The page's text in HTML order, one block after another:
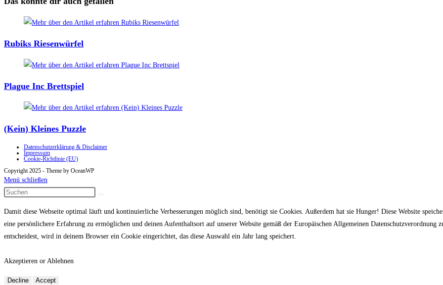
Rubiks Riesenwürfel
Plague Inc Brettspiel
(Kein) Kleines Puzzle
Datenschutzerklärung & Disclaimer
Impressum
Cookie-Richtlinie (EU)
Copyright 2025 - Theme by OceanWP
Menü schließen
Damit diese Webseite optimal läuft und kontinuierliche Verbesserungen möglich sind, benötigt sie Cookies. Außerdem hat sie Hunger! Diese Website
eine persönlichere Erfahrung zu ermöglichen und deinen Aufenthaltsort auf unserer Website gemäß der Europäischen Allgemeinen
entscheidest, wird in deinem Browser ein Cookie eingerichtet, das diese Auswahl ein Jahr lang speichert.
Akzeptieren or Ablehnen
Decline Accept